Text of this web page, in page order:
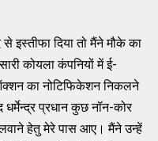
इस्तीफा दिया तो मैंने मौके का
कोयला कंपनियों में ई-
का नोटिफिकेशन निकलने
प्रधान कुछ नॉन-कोर
हेतु मेरे पास आए। मैंने उन्हें